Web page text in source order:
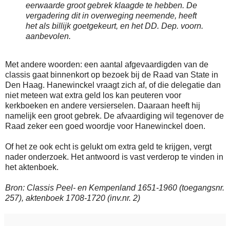
eerwaarde groot gebrek klaagde te hebben. De
vergadering dit in overweging neemende, heeft
het als billijk goetgekeurt, en het DD. Dep. voorn.
aanbevolen.
Met andere woorden: een aantal afgevaardigden van de
classis gaat binnenkort op bezoek bij de Raad van State in
Den Haag. Hanewinckel vraagt zich af, of die delegatie dan
niet meteen wat extra geld los kan peuteren voor
kerkboeken en andere versierselen. Daaraan heeft hij
namelijk een groot gebrek. De afvaardiging wil tegenover de
Raad zeker een goed woordje voor Hanewinckel doen.
Of het ze ook echt is gelukt om extra geld te krijgen, vergt
nader onderzoek. Het antwoord is vast verderop te vinden in
het aktenboek.
Bron: Classis Peel- en Kempenland 1651-1960 (toegangsnr.
257), aktenboek 1708-1720 (inv.nr. 2)